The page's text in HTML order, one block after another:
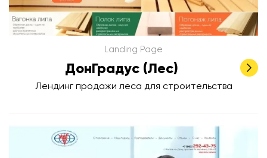
Landing Page
ДонГрадус (Лес)
Лендинг продажи леса для строительства